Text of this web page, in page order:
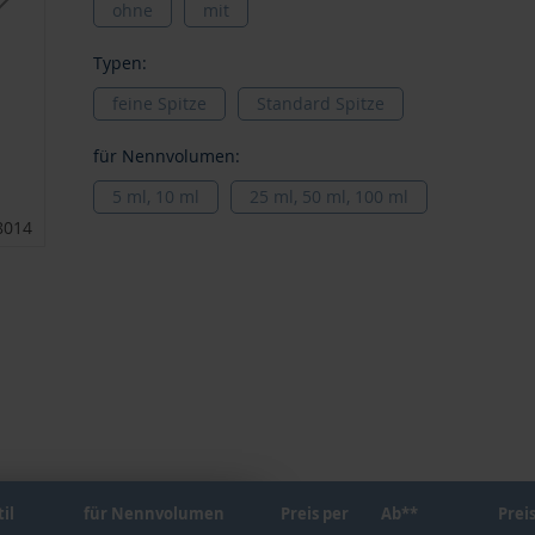
ohne
mit
Typen:
feine Spitze
Standard Spitze
für Nennvolumen:
5 ml, 10 ml
25 ml, 50 ml, 100 ml
für Nennvolumen Preis per Ab**